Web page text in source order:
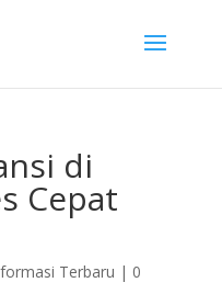
di
Cepat
Terbaru | 0